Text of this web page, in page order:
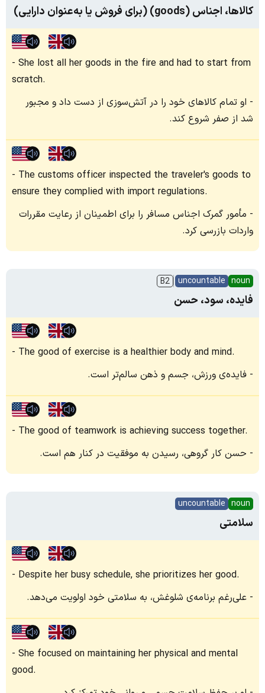
کالاها، اجناس (goods) (برای فروش یا به‌عنوان دارایی)
She lost all her goods in the fire and had to start from
scratch.
او تمام کالاهای خود را در آتش‌سوزی از دست داد و مجبور
شد از صفر شروع کند.
The customs officer inspected the traveler's goods to
ensure they complied with import regulations.
مأمور گمرک اجناس مسافر را برای اطمینان از رعایت مقررات
واردات بازرسی کرد.
noun
uncountable
B2
فایده، سود، حسن
The good of exercise is a healthier body and mind.
فایده‌ی ورزش، جسم و ذهن سالم‌تر است.
The good of teamwork is achieving success together.
حسن کار گروهی، رسیدن به موفقیت در کنار هم است.
noun
uncountable
سلامتی
Despite her busy schedule, she prioritizes her good.
علی‌رغم برنامه‌ی شلوغش، به سلامتی خود اولویت می‌دهد.
She focused on maintaining her physical and mental
good.